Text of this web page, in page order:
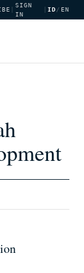
SIGN
IN
ID/ EN